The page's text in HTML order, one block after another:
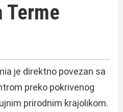
Terme
je direktno povezan sa
preko pokrivenog
prirodnim krajolikom.